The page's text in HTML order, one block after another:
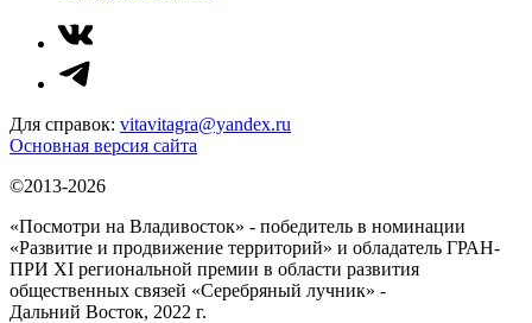
Для справок: vitavitagra@yandex.ru
Основная версия сайта
©2013-2026
«Посмотри на Владивосток» - победитель в номинации
«Развитие и продвижение территорий» и обладатель ГРАН-
ПРИ XI региональной премии в области развития
общественных связей «Серебряный лучник» -
Дальний Восток, 2022 г.